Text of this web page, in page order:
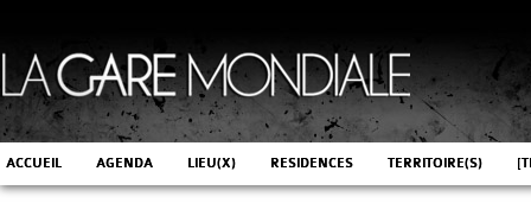
ACCUEIL AGENDA LIEU(X) RESIDENCES TERRITOIRE(S)